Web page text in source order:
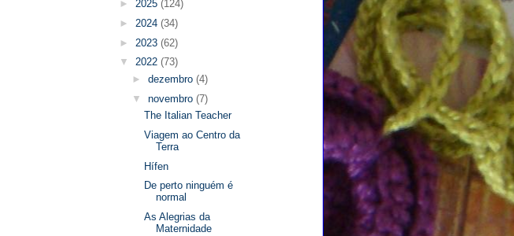
► 2025 (124)
► 2024 (34)
► 2023 (62)
▼ 2022 (73)
► dezembro (4)
▼ novembro (7)
The Italian Teacher
Viagem ao Centro da
Terra
Hífen
De perto ninguém é
normal
As Alegrias da
Maternidade